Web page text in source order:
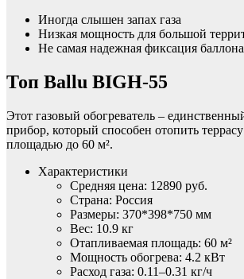
Иногда слышен запах газа
Низкая мощность для большой
Не самая надежная фиксация баллона
Топ Ballu BIGH-55
Этот газовый обогреватель –
прибор, который способен отопить
площадью до 60 м².
Характеристики
Средняя цена: 12890 руб.
Страна: Россия
Размеры: 370*398*750 мм
Вес: 10.9 кг
Отапливаемая площадь: 60 м²
Мощность обогрева: 4.2 кВт
Расход газа: 0.11–0.31 кг/ч